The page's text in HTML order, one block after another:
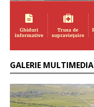
GALERIE MULTIMEDIA